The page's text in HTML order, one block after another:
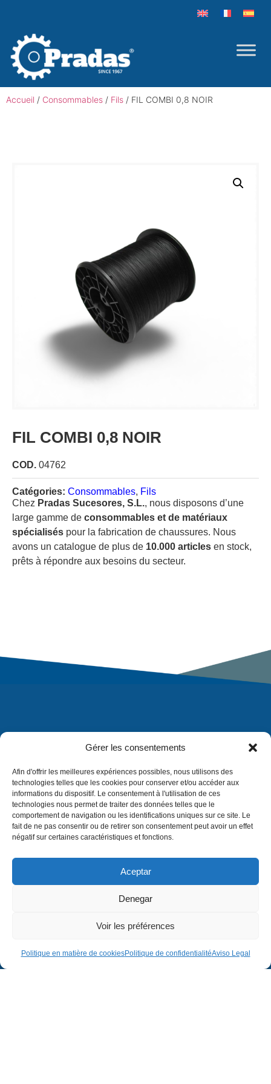
Gérer les consentements
Afin d'offrir les meilleures expériences possibles, nous utilisons des
technologies telles que les cookies pour conserver et/ou accéder aux
informations du dispositif. Le consentement à l'utilisation de ces
technologies nous permet de traiter des données telles que le
comportement de navigation ou les identifications uniques sur ce site. Le
fait de ne pas consentir ou de retirer son consentement peut avoir un effet
négatif sur certaines caractéristiques et fonctions.
Aceptar
Denegar
Voir les préférences
Politique en matière de cookiesPolitique de confidentialitéAviso Legal
Accueil / Consommables / Fils / FIL COMBI 0,8 NOIR
FIL COMBI 0,8 NOIR
COD. 04762
Catégories: Consommables, Fils
Chez Pradas Sucesores, S.L., nous disposons d’une
large gamme de consommables et de matériaux
spécialisés pour la fabrication de chaussures. Nous
avons un catalogue de plus de 10.000 articles en stock,
prêts à répondre aux besoins du secteur.
Entreprise Juridique